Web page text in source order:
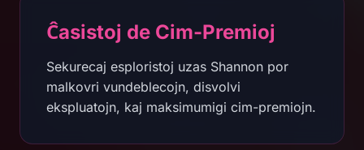
Ĉasistoj de Cim-Premioj
Sekurecaj esploristoj uzas Shannon por
malkovri vundeblecojn, disvolvi
ekspluatojn, kaj maksimumigi cim-premiojn.